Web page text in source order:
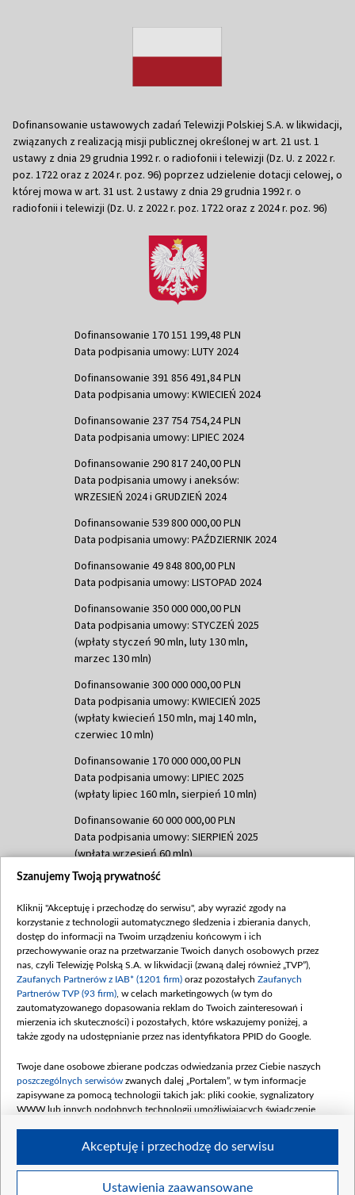
Dofinansowanie ustawowych zadań Telewizji Polskiej S.A. w likwidacji,
związanych z realizacją misji publicznej określonej w art. 21 ust. 1
ustawy z dnia 29 grudnia 1992 r. o radiofonii i telewizji (Dz. U. z 2022 r.
poz. 1722 oraz z 2024 r. poz. 96) poprzez udzielenie dotacji celowej, o
której mowa w art. 31 ust. 2 ustawy z dnia 29 grudnia 1992 r. o
radiofonii i telewizji (Dz. U. z 2022 r. poz. 1722 oraz z 2024 r. poz. 96)
Dofinansowanie 170 151 199,48 PLN
Data podpisania umowy: LUTY 2024
Dofinansowanie 391 856 491,84 PLN
Data podpisania umowy: KWIECIEŃ 2024
Dofinansowanie 237 754 754,24 PLN
Data podpisania umowy: LIPIEC 2024
Dofinansowanie 290 817 240,00 PLN
Data podpisania umowy i aneksów:
WRZESIEŃ 2024 i GRUDZIEŃ 2024
Dofinansowanie 539 800 000,00 PLN
Data podpisania umowy: PAŹDZIERNIK 2024
Dofinansowanie 49 848 800,00 PLN
Data podpisania umowy: LISTOPAD 2024
Dofinansowanie 350 000 000,00 PLN
Data podpisania umowy: STYCZEŃ 2025
(wpłaty styczeń 90 mln, luty 130 mln,
marzec 130 mln)
Dofinansowanie 300 000 000,00 PLN
Data podpisania umowy: KWIECIEŃ 2025
(wpłaty kwiecień 150 mln, maj 140 mln,
czerwiec 10 mln)
Dofinansowanie 170 000 000,00 PLN
Data podpisania umowy: LIPIEC 2025
(wpłaty lipiec 160 mln, sierpień 10 mln)
Dofinansowanie 60 000 000,00 PLN
Data podpisania umowy: SIERPIEŃ 2025
(wpłata wrzesień 60 mln)
Dofinansowanie 635 783 051,21 PLN
(wpłata wrzesień 100 mln, październik 350
mln, listopad 265 mln)
Dofinansowanie 48 862 000,00 PLN
Data podpisania umowy: GRUDZIEŃ 2025
(wpłata grudzień 60,548 mln)
Dofinansowanie 900 000 000,00 PLN
Data podpisania umowy: LUTY 2026 (wpłata
kwiecień 180 mln, 7 maja 180 mln, 8
czerwca 90 mln)
Dofinansowanie 250 000 000,00 PLN
4 sierpnia 250 mln
Szanujemy Twoją prywatność
Kliknij "Akceptuję i przechodzę do serwisu", aby wyrazić zgody na
korzystanie z technologii automatycznego śledzenia i zbierania danych,
dostęp do informacji na Twoim urządzeniu końcowym i ich
przechowywanie oraz na przetwarzanie Twoich danych osobowych przez
nas, czyli Telewizję Polską S.A. w likwidacji (zwaną dalej również „TVP”),
Zaufanych Partnerów z IAB* (1201 firm) oraz pozostałych Zaufanych
Partnerów TVP (93 firm) , w celach marketingowych (w tym do
zautomatyzowanego dopasowania reklam do Twoich zainteresowań i
mierzenia ich skuteczności) i pozostałych, które wskazujemy poniżej, a
także zgody na udostępnianie przez nas identyfikatora PPID do Google.
Twoje dane osobowe zbierane podczas odwiedzania przez Ciebie naszych
poszczególnych serwisów zwanych dalej „Portalem”, w tym informacje
zapisywane za pomocą technologii takich jak: pliki cookie, sygnalizatory
WWW lub innych podobnych technologii umożliwiających świadczenie
Twoje dane osobowe zbierane podczas odwiedzania przez Ciebie
Ustawienia zaawansowane
Akceptuję i przechodzę do serwisu